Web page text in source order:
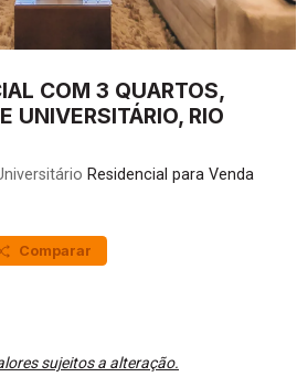
COM 3 QUARTOS,
UNIVERSITÁRIO, RIO
Residencial para Venda
Comparar
sujeitos a alteração.